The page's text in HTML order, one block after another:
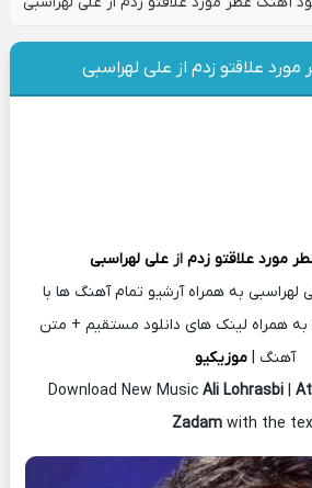
علاقتو زدم از علی لهراسبی
مورد علاقتو زدم ازعلی لهراسبی
لهراسبی به همراه آرشیو تمام آهنگ ها با
همراه لینک های دانلود مستقیم + متن
آهنگ | موزیکیو
Download New Music Ali Lohrasbi|
Zadam with the